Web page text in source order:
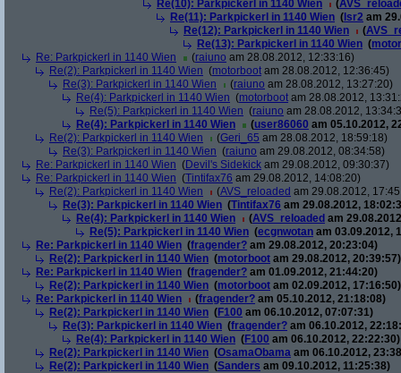
Re(10): Parkpickerl in 1140 Wien
(
Re(11): Parkpickerl in 1140 Wien ( lsr2 am
Re(12): Parkpickerl in 1140 Wien
(
Re(13): Parkpickerl in 1140 Wien (
Re: Parkpickerl in 1140 Wien
(raiuno am 28.08.2012, 12:33:16)
Re(2): Parkpickerl in 1140 Wien (motorboot am 28.08.2012, 12:36:45)
Re(3): Parkpickerl in 1140 Wien
(raiuno am 28.08.2012, 13:27:20)
Re(4): Parkpickerl in 1140 Wien (motorboot am 28.08.2012,
Re(5): Parkpickerl in 1140 Wien (raiuno am 28.08.2012,
Re(4): Parkpickerl in 1140 Wien
(user86060 am 05.10.2012,
Re(2): Parkpickerl in 1140 Wien
(Geri_65 am 28.08.2012, 18:59:18)
Re(3): Parkpickerl in 1140 Wien (raiuno am 29.08.2012, 08:34:58)
Re: Parkpickerl in 1140 Wien (Devil's Sidekick am 29.08.2012, 09:30:37)
Re: Parkpickerl in 1140 Wien (Tintifax76 am 29.08.2012, 14:08:20)
Re(2): Parkpickerl in 1140 Wien
(AVS_reloaded am 29.08.2012,
Re(3): Parkpickerl in 1140 Wien (Tintifax76 am 29.08.2012,
Re(4): Parkpickerl in 1140 Wien
(AVS_reloaded am
Re(5): Parkpickerl in 1140 Wien (ecgnwotan am 03.09.2012,
Re: Parkpickerl in 1140 Wien (fragender? am 29.08.2012, 20:23:04)
Re(2): Parkpickerl in 1140 Wien (motorboot am 29.08.2012, 20:39:57)
Re: Parkpickerl in 1140 Wien (fragender? am 01.09.2012, 21:44:20)
Re(2): Parkpickerl in 1140 Wien (motorboot am 02.09.2012, 17:16:50)
Re: Parkpickerl in 1140 Wien
(fragender? am 05.10.2012, 21:18:08)
Re(2): Parkpickerl in 1140 Wien (F100 am 06.10.2012, 07:07:31)
Re(3): Parkpickerl in 1140 Wien (fragender? am 06.10.2012,
Re(4): Parkpickerl in 1140 Wien (F100 am 06.10.2012, 22:22:30)
Re(2): Parkpickerl in 1140 Wien (OsamaObama am 06.10.2012,
Re(2): Parkpickerl in 1140 Wien (Sanders am 09.10.2012, 11:25:38)